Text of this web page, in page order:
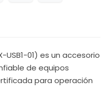
USB1-01) es un accesorio
de equipos
para operación